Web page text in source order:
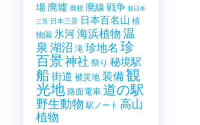
場 廃墟 廃校 廃線戦争 新日本
三景 日本三景 日本百名山 植
物園 氷河海浜植物温
泉湖沼 滝珍地名 珍
百景神社 祭り 秘境駅
船街道 被災地装備観
光地 路面電車道の駅
野生動物 駅ノート 高山
植物